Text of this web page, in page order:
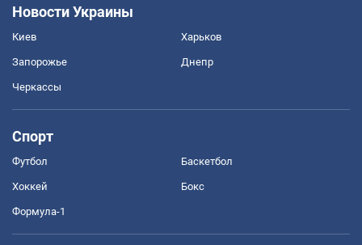
Новости Украины
Киев Харьков
Запорожье Днепр
Черкассы
Спорт
Футбол Баскетбол
Хоккей Бокс
Формула-1